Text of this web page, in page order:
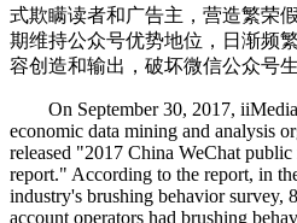
式欺瞒读者和广告主，营造繁荣
期维持公众号优势地位，日渐频
容创造和输出，破坏微信公众号生
On September 30, 2017, iiMedia
economic data mining and analysis
released "2017 China WeChat public
report." According to the report, in
industry's brushing behavior survey,
account operators had brushing